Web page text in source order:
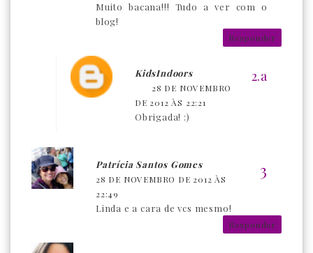
Muito bacana!!! Tudo a ver com o
blog!
Responder
KidsIndoors
28 DE NOVEMBRO
DE 2012 ÀS 22:21
Obrigada! :)
Patrícia Santos Gomes
28 DE NOVEMBRO DE 2012 ÀS
22:49
Linda e a cara de vcs mesmo!
Responder